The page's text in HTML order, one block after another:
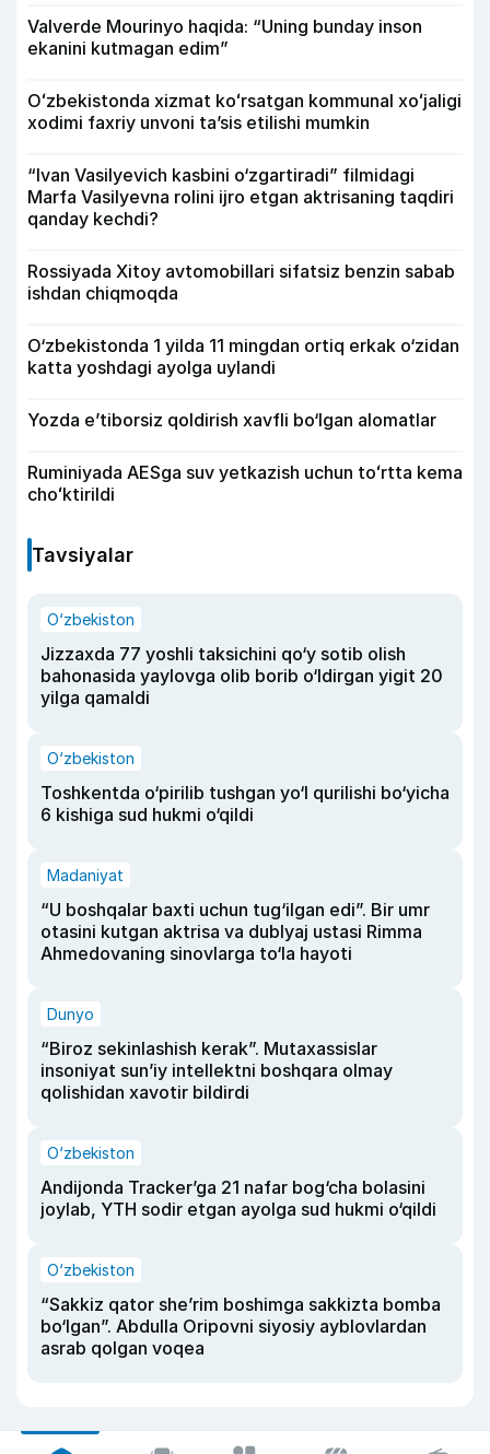
Valverde Mourinyo haqida: “Uning bunday inson
ekanini kutmagan edim”
Oʻzbekistonda xizmat koʻrsatgan kommunal xoʻjaligi
xodimi faxriy unvoni taʼsis etilishi mumkin
“Ivan Vasilyevich kasbini o‘zgartiradi” filmidagi
Marfa Vasilyevna rolini ijro etgan aktrisaning taqdiri
qanday kechdi?
Rossiyada Xitoy avtomobillari sifatsiz benzin sabab
ishdan chiqmoqda
O‘zbekistonda 1 yilda 11 mingdan ortiq erkak o‘zidan
katta yoshdagi ayolga uylandi
Yozda e’tiborsiz qoldirish xavfli bo‘lgan alomatlar
Ruminiyada AESga suv yetkazish uchun toʻrtta kema
choʻktirildi
Tavsiyalar
O‘zbekiston
Jizzaxda 77 yoshli taksichini qo‘y sotib olish
bahonasida yaylovga olib borib o‘ldirgan yigit 20
yilga qamaldi
O‘zbekiston
Toshkentda o‘pirilib tushgan yo‘l qurilishi bo‘yicha
6 kishiga sud hukmi o‘qildi
Madaniyat
“U boshqalar baxti uchun tug‘ilgan edi”. Bir umr
otasini kutgan aktrisa va dublyaj ustasi Rimma
Ahmedovaning sinovlarga to‘la hayoti
Dunyo
“Biroz sekinlashish kerak”. Mutaxassislar
insoniyat sun’iy intellektni boshqara olmay
qolishidan xavotir bildirdi
O‘zbekiston
Andijonda Tracker’ga 21 nafar bog‘cha bolasini
joylab, YTH sodir etgan ayolga sud hukmi o‘qildi
O‘zbekiston
“Sakkiz qator she’rim boshimga sakkizta bomba
bo‘lgan”. Abdulla Oripovni siyosiy ayblovlardan
asrab qolgan voqea